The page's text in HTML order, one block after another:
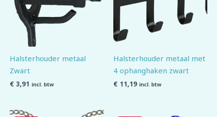
Halsterhouder metaal
Zwart
€ 3,91 incl. btw
Halsterhouder metaal met
4 ophanghaken zwart
€ 11,19 incl. btw